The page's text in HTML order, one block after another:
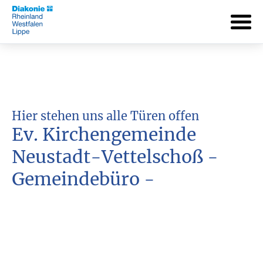
Hier stehen uns alle Türen offen
Ev. Kirchengemeinde
Neustadt-Vettelschoß -
Gemeindebüro -